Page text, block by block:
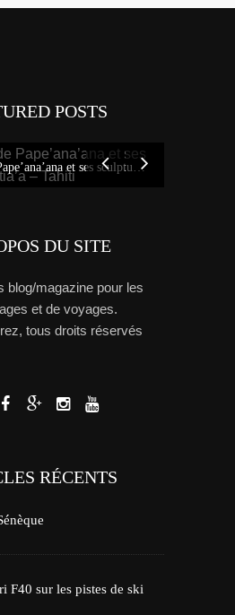
POSTS
La cascade de Pape’ana’ana et ses sculptures à Hitia’a – Tahiti
DU SITE
blog/magazine pour les
et de voyages.
tous droits réservés
RÉCENTS
F40 sur les pistes de ski